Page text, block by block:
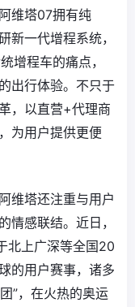
维塔07拥有纯
新一代增程系统，
增程车的痛点，
出行体验。不只于
，以直营+代理商
为用户提供更便
维塔还注重与用户
情感联结。近日，
北上广深等全国20
的用户赛事，诸多
”，在火热的奥运